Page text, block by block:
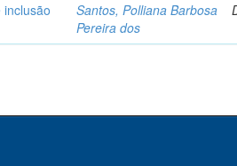
Santos, Polliana Barbosa
Pereira dos